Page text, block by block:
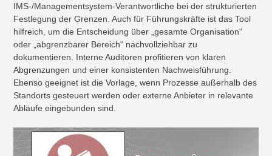
IMS-/Managementsystem-Verantwortliche bei der strukturierten
Festlegung der Grenzen. Auch für Führungskräfte ist das Tool
hilfreich, um die Entscheidung über „gesamte Organisation“
oder „abgrenzbarer Bereich“ nachvollziehbar zu
dokumentieren. Interne Auditoren profitieren von klaren
Abgrenzungen und einer konsistenten Nachweisführung.
Ebenso geeignet ist die Vorlage, wenn Prozesse außerhalb des
Standorts gesteuert werden oder externe Anbieter in relevante
Abläufe eingebunden sind.